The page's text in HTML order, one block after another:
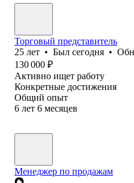
Торговый представитель
25 лет • Был сегодня •
130 000 ₽
Активно ищет работу
Конкретные достижения
Общий опыт
6 лет 6 месяцев
Менеджер по продажам